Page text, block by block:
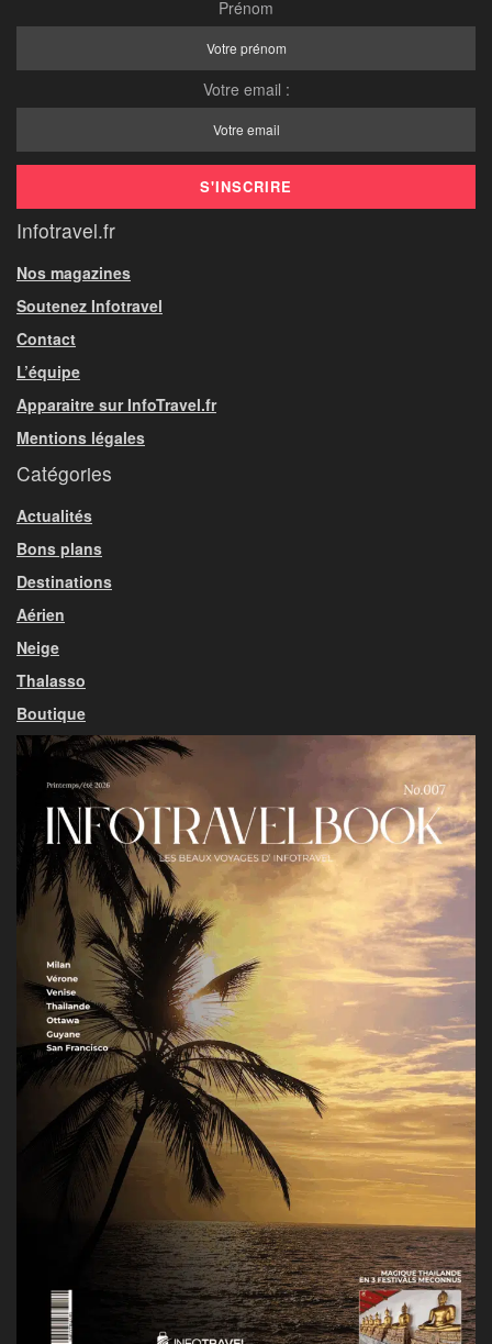
Prénom
Votre email :
Infotravel.fr
Nos magazines
Soutenez Infotravel
Contact
L’équipe
Apparaitre sur InfoTravel.fr
Mentions légales
Catégories
Actualités
Bons plans
Destinations
Aérien
Neige
Thalasso
Boutique